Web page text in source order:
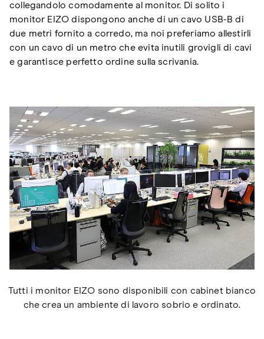
collegandolo comodamente al monitor. Di solito i
monitor EIZO dispongono anche di un cavo USB-B di
due metri fornito a corredo, ma noi preferiamo allestirli
con un cavo di un metro che evita inutili grovigli di cavi
e garantisce perfetto ordine sulla scrivania.
Tutti i monitor EIZO sono disponibili con cabinet bianco
che crea un ambiente di lavoro sobrio e ordinato.